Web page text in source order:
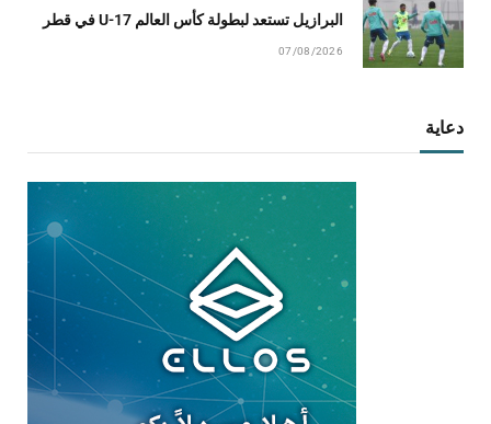
البرازيل تستعد لبطولة كأس العالم U-17 في قطر
07/08/2026
دعاية